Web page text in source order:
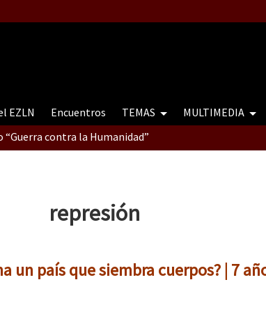
EZLN Encuentros TEMAS MULTIMEDIA
“Guerra contra la Humanidad”
represión
un país que siembra cuerpos? | 7